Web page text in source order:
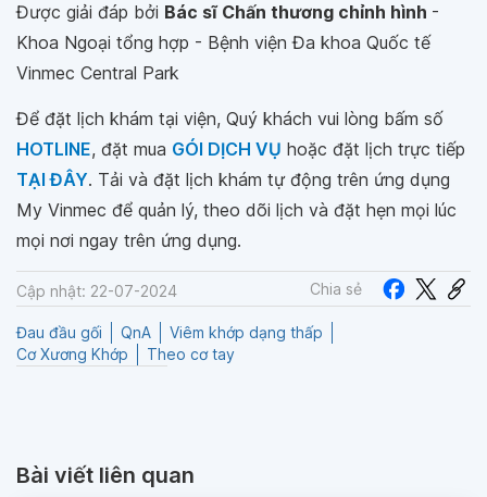
Được giải đáp bởi Bác sĩ Chấn thương chỉnh hình -
Khoa Ngoại tổng hợp - Bệnh viện Đa khoa Quốc tế
Vinmec Central Park
Để đặt lịch khám tại viện, Quý khách vui lòng bấm số
HOTLINE, đặt mua GÓI DỊCH VỤ hoặc đặt lịch trực tiếp
TẠI ĐÂY. Tải và đặt lịch khám tự động trên ứng dụng
My Vinmec để quản lý, theo dõi lịch và đặt hẹn mọi lúc
mọi nơi ngay trên ứng dụng.
Cập nhật: 22-07-2024 Chia sẻ
Đau đầu gối QnA
Viêm khớp dạng thấp
Cơ Xương Khớp
Theo cơ tay
Bài viết liên quan